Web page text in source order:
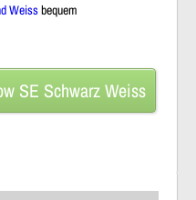
Weissbequem
SE Schwarz Weiss